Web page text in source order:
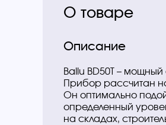
О товаре
Описание
Ballu BD50T –
Прибор рассчитан
Он оптимально
определенный
на складах,